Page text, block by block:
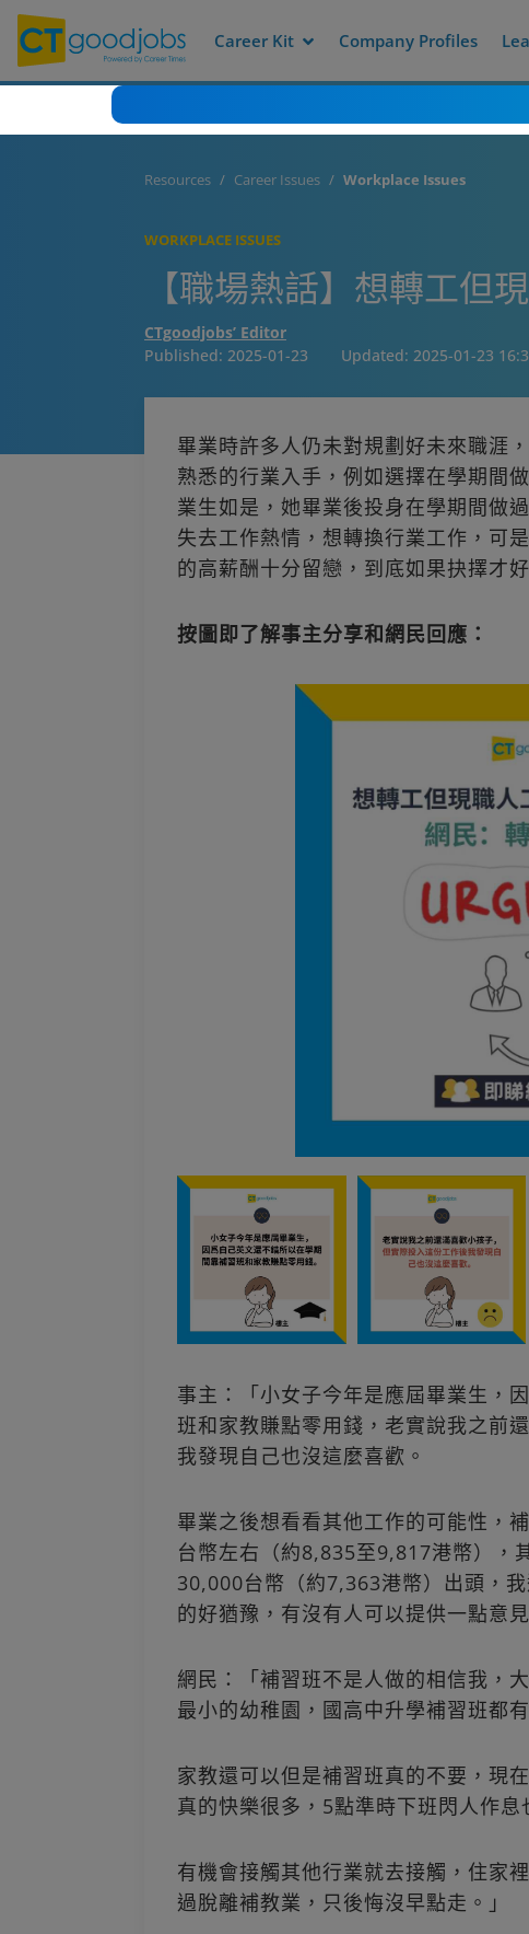
Career Kit Company Profiles
Resources Career Issues Workplace Issues
WORKPLACE ISSUES
【職場熱話】想轉工但
CTgoodjobs’ Editor
Published: 2025-01-23 Updated: 2025-01-23
畢業時許多人仍未對規劃好未來職涯
熟悉的行業入手，例如選擇在學期間
業生如是，她畢業後投身在學期間做
失去工作熱情，想轉換行業工作，可
的高薪酬十分留戀，到底如果抉擇才
按圖即了解事主分享和網民回應：
事主：「小女子今年是應屆畢業生，
班和家教賺點零用錢，老實說我之前
我發現自己也沒這麼喜歡。
畢業之後想看看其他工作的可能性，
台幣左右（約8,835至9,817港幣），
30,000台幣（約7,363港幣）出頭，
的好猶豫，有沒有人可以提供一點意
網民：「補習班不是人做的相信我，
最小的幼稚園，國高中升學補習班都
家教還可以但是補習班真的不要，現
真的快樂很多，5點準時下班閃人作息
有機會接觸其他行業就去接觸，住家
過脫離補教業，只後悔沒早點走。」